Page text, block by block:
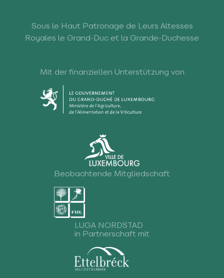
Sous le Haut Patronage de Leurs Altesses
Royales le Grand-Duc et la Grande-Duchesse
Mit der finanziellen Unterstützung von
Beobachtende Mitgliedschaft
LUGA NORDSTAD
in Partnerschaft mit